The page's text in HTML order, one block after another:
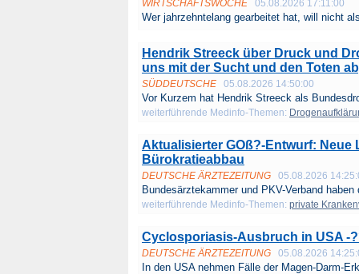
WIRTSCHAFTSWOCHE 05.08.2026 17:11:00
Wer jahrzehntelang gearbeitet hat, will nicht
Hendrik Streeck über Druck und
uns mit der Sucht und den Toten
SÜDDEUTSCHE 05.08.2026 14:50:00
Vor Kurzem hat Hendrik Streeck als
weiterführende Medinfo-Themen:
Aktualisierter GOß?-Entwurf:
Bürokratieabbau
DEUTSCHE ÄRZTEZEITUNG 05.08.2026
Bundesärztekammer und PKV-Verband haben
weiterführende Medinfo-Themen: private
Cyclosporiasis-Ausbruch in USA -
DEUTSCHE ÄRZTEZEITUNG 05.08.2026
In den USA nehmen Fälle der Magen-Darm-